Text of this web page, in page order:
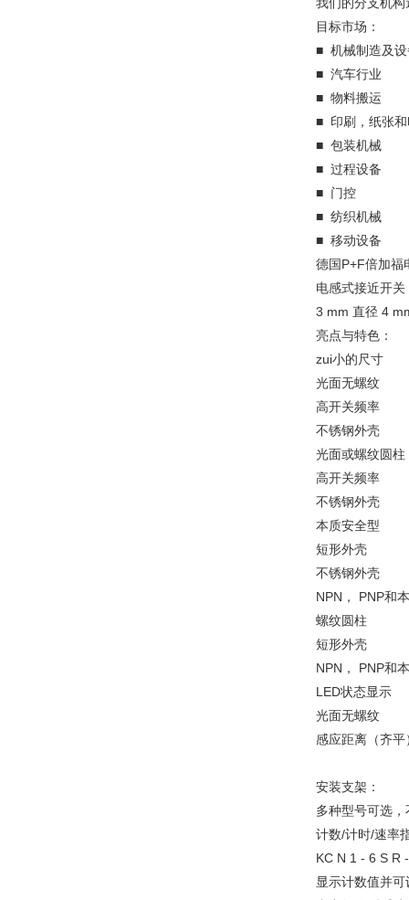
目标市场：
■ 机械制造及设
■ 汽车行业
■ 物料搬运
■ 印刷，纸张
■ 包装机械
■ 过程设备
■ 门控
■ 纺织机械
■ 移动设备
德国P+F倍加福
电感式接近开关
3 mm 直径 4
亮点与特色：
zui小的尺寸
光面无螺纹
高开关频率
不锈钢外壳
光面或螺纹圆柱
高开关频率
不锈钢外壳
本质安全型
短形外壳
不锈钢外壳
NPN， PNP和
螺纹圆柱
短形外壳
NPN， PNP和
LED状态显示
光面无螺纹
感应距离（齐
安装支架：
多种型号可选
计数/计时/速率
KC N 1 - 6 S R
显示计数值并